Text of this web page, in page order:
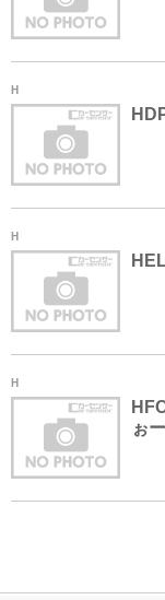
H
H
H
ぉ